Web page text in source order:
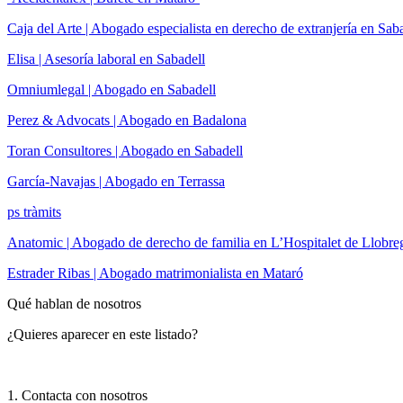
Caja del Arte | Abogado especialista en derecho de extranjería en
Elisa | Asesoría laboral en Sabadell
Omniumlegal | Abogado en Sabadell
Perez & Advocats | Abogado en Badalona
Toran Consultores | Abogado en Sabadell
García-Navajas | Abogado en Terrassa
ps tràmits
Anatomic | Abogado de derecho de familia en L’Hospitalet de
Estrader Ribas | Abogado matrimonialista en Mataró
Qué hablan de nosotros
¿Quieres aparecer en este listado?
1. Contacta con nosotros